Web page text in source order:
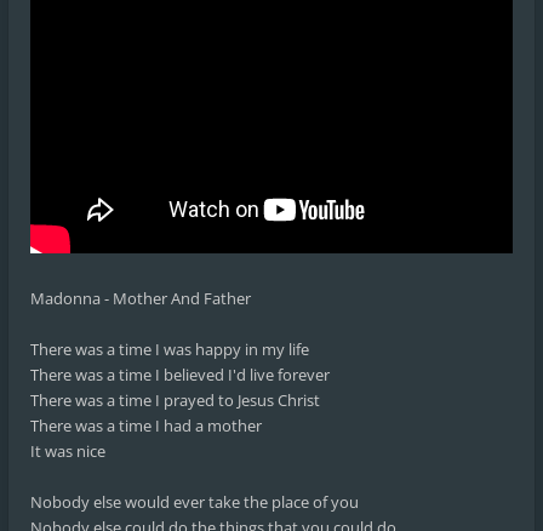
Madonna - Mother And Father
There was a time I was happy in my life
There was a time I believed I'd live forever
There was a time I prayed to Jesus Christ
There was a time I had a mother
It was nice
Nobody else would ever take the place of you